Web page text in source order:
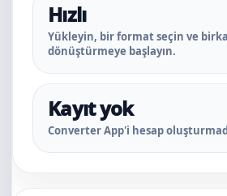
Hızlı
Yükleyin, bir format seçin ve
dönüştürmeye başlayın.
Kayıt yok
Converter App'i hesap